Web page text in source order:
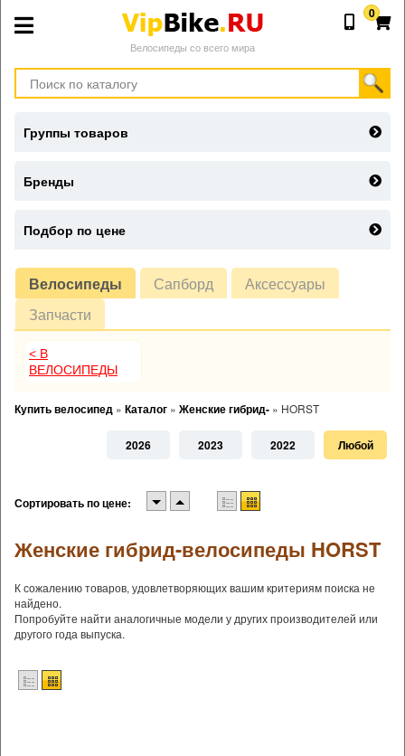
Велосипеды со всего мира
0
Велосипеды Сапборд
Аксессуары
Запчасти
< В
ВЕЛОСИПЕДЫ
Купить велосипед » Каталог » Женские гибрид- » HORST
2026 2023 2022 Любой
Сортировать по цене:
Женские гибрид-велосипеды HORST
К сожалению товаров, удовлетворяющих вашим критериям поиска не
найдено.
Попробуйте найти аналогичные модели у других производителей или
другого года выпуска.
Группы товаров
Бренды
Подбор по цене